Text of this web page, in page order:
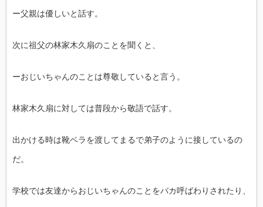
ー父親は優しいと話す。
次に祖父の林家木久扇のことを聞くと、
ーおじいちゃんのことは尊敬していると言う。
林家木久扇に対しては普段から敬語で話す。
出かける時は靴ベラを渡してまるで弟子のように接しているの
だ。
学校では友達からおじいちゃんのことをバカ呼ばわりされたり、